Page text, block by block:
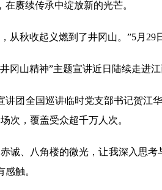
赓续传承中绽放新的光芒。
秋收起义燃到了井冈山。”5月29
山精神”主题宣讲近日陆续走进江
全国巡讲临时党支部书记贺江华
次，覆盖受众超千万人次。
、八角楼的微光，让我深入思考
触。